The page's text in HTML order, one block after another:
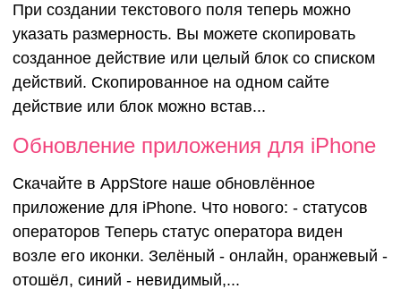
При создании текстового поля теперь можно
указать размерность. Вы можете скопировать
созданное действие или целый блок со списком
действий. Скопированное на одном сайте
действие или блок можно встав...
Обновление приложения для iPhone
Скачайте в AppStore наше обновлённое
приложение для iPhone. Что нового: - статусов
операторов Теперь статус оператора виден
возле его иконки. Зелёный - онлайн, оранжевый -
отошёл, синий - невидимый,...